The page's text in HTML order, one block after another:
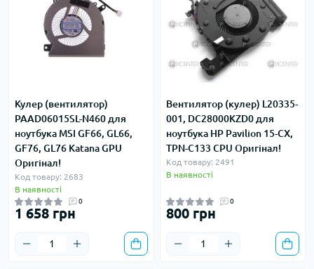
Кулер (вентилятор)
PAAD06015SL-N460 для
ноутбука MSI GF66, GL66,
GF76, GL76 Katana GPU
Оригінал!
Код товару: 2683
В наявності
0
1 658 грн
Вентилятор (кулер) L20335-
001, DC28000KZD0 для
ноутбука HP Pavilion 15-CX,
TPN-C133 CPU Оригінал!
Код товару: 2491
В наявності
0
800 грн